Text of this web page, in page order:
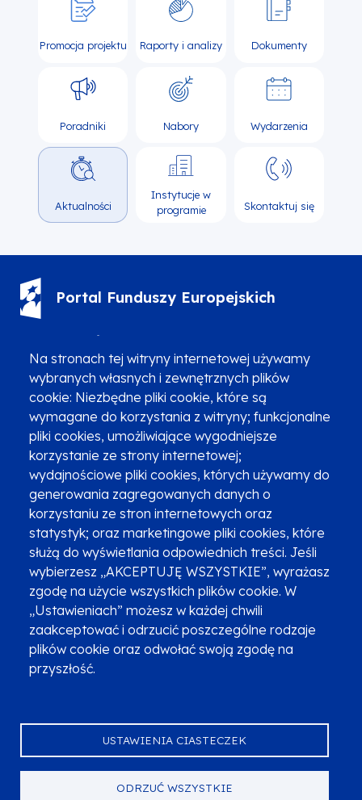
Na stronach tej witryny internetowej używamy
wybranych własnych i zewnętrznych plików
cookie: Niezbędne pliki cookie, które są
wymagane do korzystania z witryny; funkcjonalne
pliki cookies, umożliwiające wygodniejsze
korzystanie ze strony internetowej;
wydajnościowe pliki cookies, których używamy do
generowania zagregowanych danych o
korzystaniu ze stron internetowych oraz
statystyk; oraz marketingowe pliki cookies, które
służą do wyświetlania odpowiednich treści. Jeśli
wybierzesz „AKCEPTUJĘ WSZYSTKIE”, wyrażasz
zgodę na użycie wszystkich plików cookie. W
„Ustawieniach” możesz w każdej chwili
zaakceptować i odrzucić poszczególne rodzaje
plików cookie oraz odwołać swoją zgodę na
przyszłość.
USTAWIENIA CIASTECZEK
ODRZUĆ WSZYSTKIE
Promocja projektu Raporty i analizy Dokumenty
Poradniki Nabory Wydarzenia
Aktualności
Instytucje w
programie
Skontaktuj się
Portal Funduszy Europejskich
Zgłoszenia podejrzenia niezgodności z KPP i KPON
Newsletter
Fundusze SMS-em
Najczęściej zadawane pytania
Promocja projektu
Zobacz inne programy
Poznaj Fundusze 2014-2020
Deklaracja dostępności
Polityka prywatności
Przetwarzanie danych osobowych
Zgłoś błąd Mapa strony
Serwis dofinansowany przez Unię Europejską z programu Fundusze